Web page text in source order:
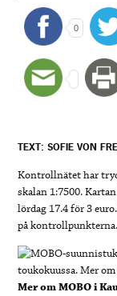
0
TEXT: SOFIE VON
Kontrollnätet har
skalan 1:7500.
lördag 17.4 för 3
på kontrollpunkterna.
Mer om MOBO i